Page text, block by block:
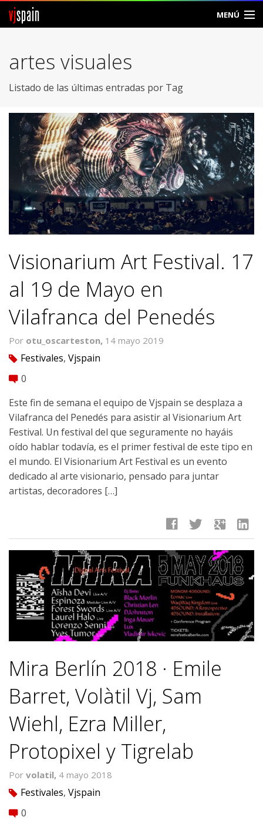
vjspain MENÚ
Foros
Vjspain
Ayuda
Contacto
Entrar
artes visuales
Listado de las últimas entradas por Tag
Visionarium Art Festival. 17
al 19 de Mayo en
Vilafranca del Penedés
Por otu_oscarteston, 14 mayo 2019
tag Festivales, Vjspain
comment 0
Este fin de semana el equipo de Vjspain se desplaza a
Vilafranca del Penedés para asistir al Visionarium Art
Festival. Un festival del que seguramente no hayáis
oído hablar todavía, es el primer festival de este tipo en
el mundo. El Visionarium Art Festival es un evento
dedicado al arte visionario, pensado para juntar
artistas, decoradores […]
facebook twitter google linkedin
Mira Berlín 2018 · Emile
Barret, Volàtil Vj, Sam
Wiehl, Ezra Miller,
Protopixel y Tigrelab
Por volatil, 4 mayo 2018
tag Festivales, Vjspain
comment 0